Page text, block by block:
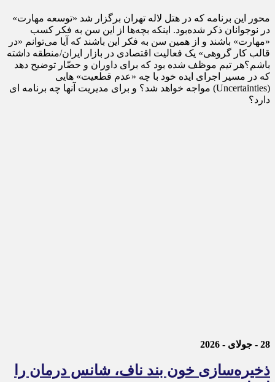
محور این برنامه که در هتل لاله تهران برگزار شد «توسعه مهارت»
در نوجوانان ذکر شده‌بود. اینکه بچه‌ها از این سن به فکر کسب
«مهارت» باشند و از همین سن به فکر این باشند که آیا می‌توانم «در
قالب کار گروهی» یک فعالیت اقتصادی در بازار ایران/منطقه داشته
باشم؟هر تیم موظف شده بود که برای داوران و حضّار توضیح دهد
که در مسیر اجرای ایده خود با چه «عدم قطعیت» هایی
(Uncertainties) مواجه خواهد شد؟ و برای مدیریت آنها چه برنامه ای
دارد؟
28 - جولای - 2026
ذخیره‌سازی خون بند ناف، شانس درمان را